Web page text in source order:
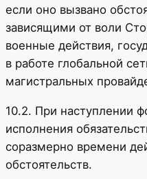
если оно вызвано
зависящими от воли
военные действия,
в работе глобальной
магистральных
10.2. При наступлении
исполнения
соразмерно времени
обстоятельств.